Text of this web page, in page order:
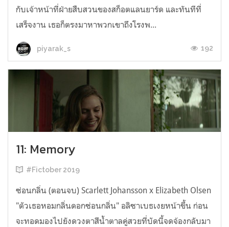
กับเจ้าหน้าที่ฝ่ายสืบสวนของสก็อตแลนยาร์ด และทันทีที่
เสร็จงาน เธอก็ตรงมาหาพวกเขาถึงโรงพ...
piyarak_s 192
11: Memory
#Fictober 2019
ซ่อนกลิ่น (ตอนจบ) Scarlett Johansson x Elizabeth Olsen
"ตัวเธอหอมกลิ่นดอกซ่อนกลิ่น" อลิซาเบธเงยหน้าขึ้น ก่อน
จะทอดมองไปยังดวงตาสีน้ำตาลคู่สวยที่บัดนี้จดจ้องกลับมา